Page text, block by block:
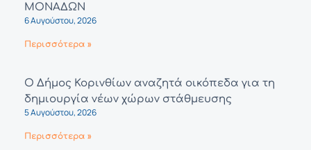
ΜΟΝΑΔΩΝ
6 Αυγούστου, 2026
Περισσότερα »
Ο Δήμος Κορινθίων αναζητά οικόπεδα για τη
δημιουργία νέων χώρων στάθμευσης
5 Αυγούστου, 2026
Περισσότερα »